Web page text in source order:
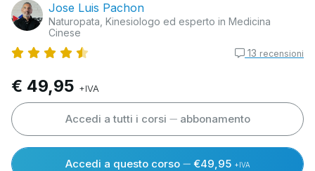
Jose Luis Pachon
Naturopata, Kinesiologo ed esperto in Medicina
Cinese
13 recensioni
€ 49,95 +IVA
Accedi a tutti i corsi abbonamento
Accedi a questo corso €49,95 +IVA